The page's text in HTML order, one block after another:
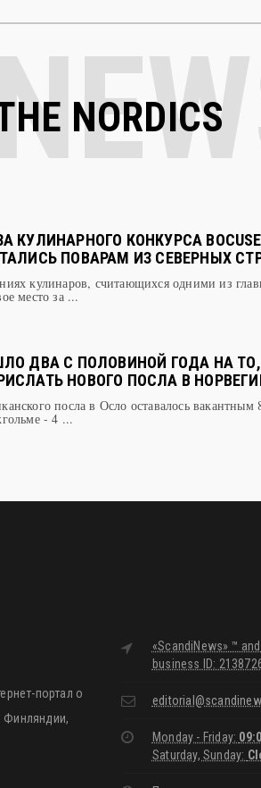
NORDICS
КУЛИНАРНОГО КОНКУРСА BOCUSE
ПОВАРАМ ИЗ СЕВЕРНЫХ
кулинаров, считающихся одними из
место за ...
ДВА С ПОЛОВИНОЙ ГОДА НА ТО,
НОВОГО ПОСЛА В
посла в Осло оставалось вакантным
- 4 ...
портал о
Финляндии,
«ScandiNews» ™
business ID:
Monday - Friday:
Saturday, Sunday: